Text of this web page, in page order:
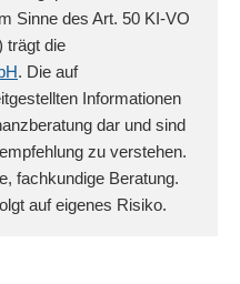
Sinne des Art. 50 KI-VO
trägt die
. Die auf
Informationen
dar und sind
zu verstehen.
fachkundige Beratung.
auf eigenes Risiko.